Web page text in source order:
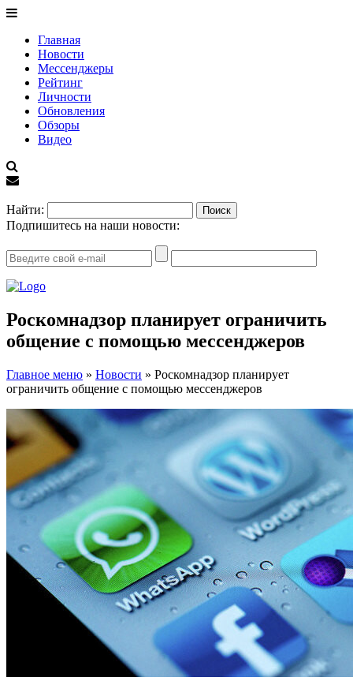
Главная
Новости
Мессенджеры
Рейтинг
Личности
Обновления
Обзоры
Видео
Найти:
Подпишитесь на наши новости:
Роскомнадзор планирует ограничить
общение с помощью мессенджеров
Главное меню » Новости » Роскомнадзор планирует
ограничить общение с помощью мессенджеров